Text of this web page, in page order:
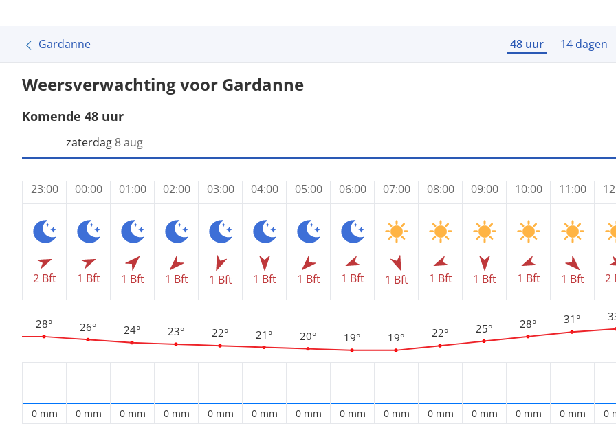
Gardanne 48 uur 14 dagen
Weersverwachting voor Gardanne
Komende 48 uur
23:00
2 Bft
28°
0 mm
zaterdag 8 aug
00:00
1 Bft
26°
0 mm
01:00
1 Bft
24°
0 mm
02:00
1 Bft
23°
0 mm
03:00
1 Bft
22°
0 mm
04:00
1 Bft
21°
0 mm
05:00
1 Bft
20°
0 mm
06:00
1 Bft
19°
0 mm
07:00
1 Bft
19°
0 mm
08:00
1 Bft
22°
0 mm
09:00
1 Bft
25°
0 mm
10:00
1 Bft
28°
0 mm
11:00
1 Bft
31°
0 mm
2
0